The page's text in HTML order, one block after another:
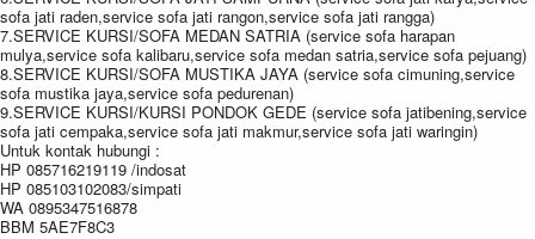
sofa jati raden,service sofa jati rangon,service sofa jati rangga)
7.SERVICE KURSI/SOFA MEDAN SATRIA (service sofa harapan
mulya,service sofa kalibaru,service sofa medan satria,service sofa pejuang)
8.SERVICE KURSI/SOFA MUSTIKA JAYA (service sofa cimuning,service
sofa mustika jaya,service sofa pedurenan)
9.SERVICE KURSI/KURSI PONDOK GEDE (service sofa jatibening,service
sofa jati cempaka,service sofa jati makmur,service sofa jati waringin)
Untuk kontak hubungi :
HP 085716219119 /indosat
HP 085103102083/simpati
WA 0895347516878
BBM 5AE7F8C3